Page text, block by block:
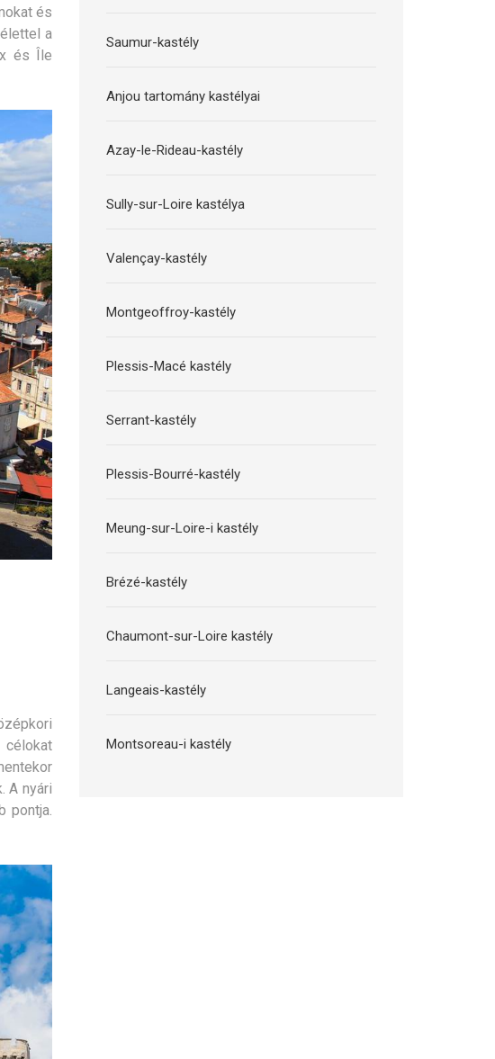
és
a
és Île
célokat
A nyári
pontja.
Saumur-kastély
Anjou tartomány kastélyai
Azay-le-Rideau-kastély
Sully-sur-Loire kastélya
Valençay-kastély
Montgeoffroy-kastély
Plessis-Macé kastély
Serrant-kastély
Plessis-Bourré-kastély
Meung-sur-Loire-i kastély
Brézé-kastély
Chaumont-sur-Loire kastély
Langeais-kastély
Montsoreau-i kastély